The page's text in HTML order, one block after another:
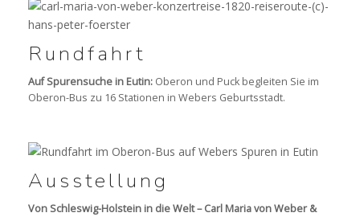
Rundfahrt
Auf Spurensuche in Eutin: Oberon und Puck begleiten Sie im
Oberon-Bus zu 16 Stationen in Webers Geburtsstadt.
Ausstellung
Von Schleswig-Holstein in die Welt – Carl Maria von Weber &